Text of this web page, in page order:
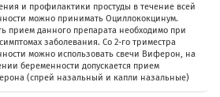
и профилактики простуды в течение всей
можно принимать Оциллококцинум.
прием данного препарата необходимо при
заболевания. Со 2-го триместра
можно использовать свечи Виферон, на
беременности допускается прием
(спрей назальный и капли назальные)